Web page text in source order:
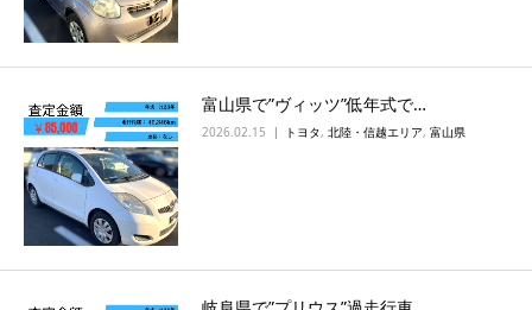
富山県で”ヴィッツ”低年式で…
2026.02.15 トヨタ, 北陸・信越エリア, 富山県